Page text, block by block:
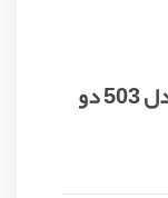
سینک ظرفشویی روکار اخوان مدل 503 دو